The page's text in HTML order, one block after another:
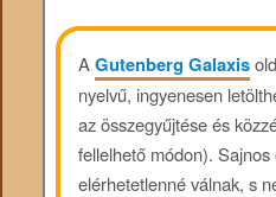
AGutenberg Galaxis
nyelvű, ingyenesen
az összegyűjtése és
fellelhető módon).
elérhetetlenné válnak, s